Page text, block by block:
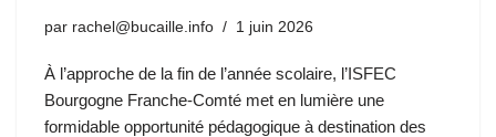
par rachel@bucaille.info 1 juin 2026
À l’approche de la fin de l’année scolaire, l’ISFEC
Bourgogne Franche-Comté met en lumière une
formidable opportunité pédagogique à destination des